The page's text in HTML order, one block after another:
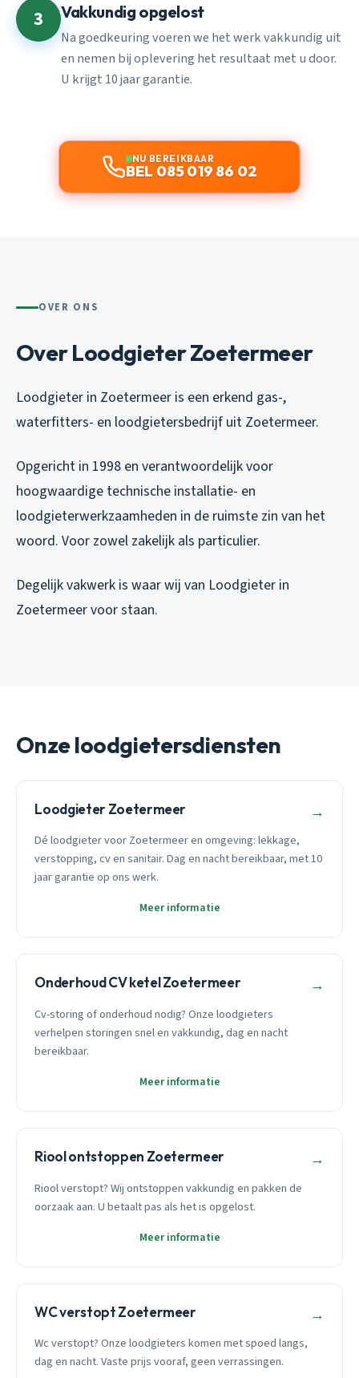
3 Vakkundig opgelost
Na goedkeuring voeren we het werk vakkundig uit
en nemen bij oplevering het resultaat met u door.
U krijgt 10 jaar garantie.
NU BEREIKBAAR
BEL 085 019 86 02
OVER ONS
Over Loodgieter Zoetermeer
Loodgieter in Zoetermeer is een erkend gas-,
waterfitters- en loodgietersbedrijf uit Zoetermeer.
Opgericht in 1998 en verantwoordelijk voor
hoogwaardige technische installatie- en
loodgieterwerkzaamheden in de ruimste zin van het
woord. Voor zowel zakelijk als particulier.
Degelijk vakwerk is waar wij van Loodgieter in
Zoetermeer voor staan.
Onze loodgietersdiensten
Loodgieter Zoetermeer →
Dé loodgieter voor Zoetermeer en omgeving: lekkage,
verstopping, cv en sanitair. Dag en nacht bereikbaar, met 10
jaar garantie op ons werk.
Meer informatie
Onderhoud CV ketel Zoetermeer →
Cv-storing of onderhoud nodig? Onze loodgieters
verhelpen storingen snel en vakkundig, dag en nacht
bereikbaar.
Meer informatie
Riool ontstoppen Zoetermeer →
Riool verstopt? Wij ontstoppen vakkundig en pakken de
oorzaak aan. U betaalt pas als het is opgelost.
Meer informatie
WC verstopt Zoetermeer →
Wc verstopt? Onze loodgieters komen met spoed langs,
dag en nacht. Vaste prijs vooraf, geen verrassingen.